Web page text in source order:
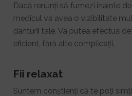
Dacă renunți să fumezi înainte
medicul va avea o vizibilitate
danturii tale. Va putea efectua
eficient, fără alte complicații.
Fii relaxat
Suntem conștienți că te poți